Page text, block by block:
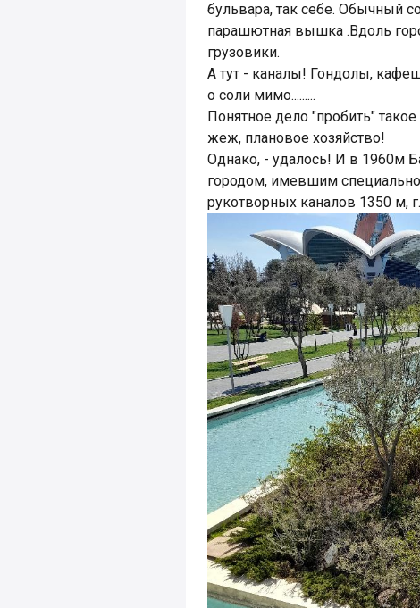
бульвара, так себе. Обычный
парашютная вышка .Вдоль
грузовики.
А тут - каналы! Гондолы,
о соли мимо.........
Понятное дело "пробить"
жеж, плановое хозяйство!
Однако, - удалось! И в 1960м
городом, имевшим
рукотворных каналов 1350 м,